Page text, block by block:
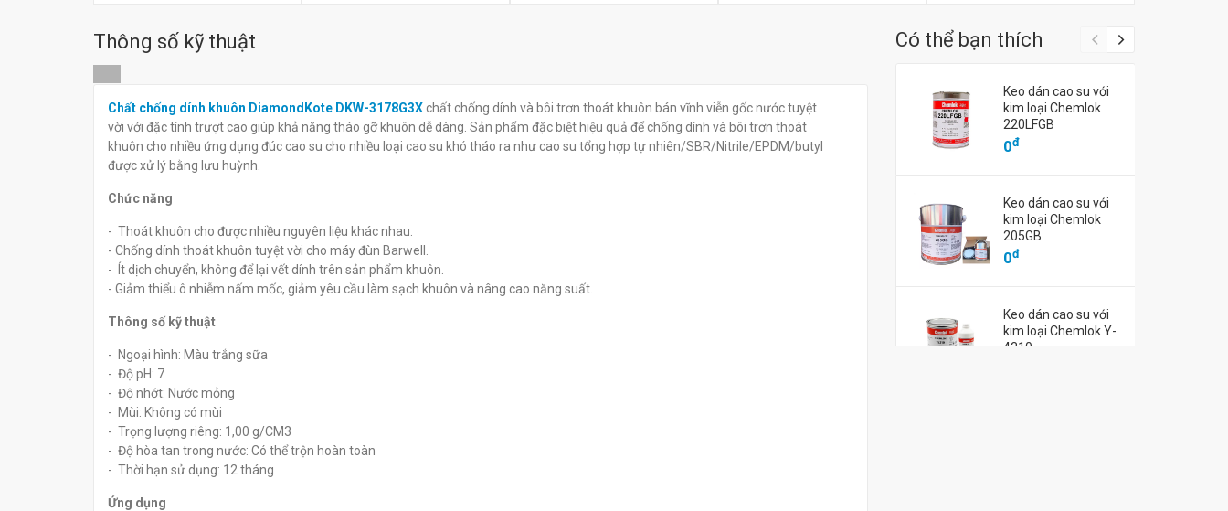
Thông số kỹ thuật
Chất chống dính khuôn DiamondKote DKW-3178G3Xchất chống dính và bôi trơn thoát khuôn bán vĩnh viễn gốc nước tuyệt
vời với đặc tính trượt cao giúp khả năng tháo gỡ khuôn dễ dàng. Sản phẩm đặc biệt hiệu quả để chống dính và bôi trơn thoát
khuôn cho nhiều ứng dụng đúc cao su cho nhiều loại cao su khó tháo ra như cao su tổng hợp tự nhiên/SBR/Nitrile/EPDM/butyl
được xử lý bằng lưu huỳnh.
Chức năng
- Thoát khuôn cho được nhiều nguyên liệu khác nhau.
- Chống dính thoát khuôn tuyệt vời cho máy đùn Barwell.
- Ít dịch chuyển, không để lại vết dính trên sản phẩm khuôn.
- Giảm thiểu ô nhiễm nấm mốc, giảm yêu cầu làm sạch khuôn và nâng cao năng suất.
Thông số kỹ thuật
- Ngoại hình: Màu trắng sữa
- Độ pH: 7
- Độ nhớt: Nước mỏng
- Mùi: Không có mùi
- Trọng lượng riêng: 1,00 g/CM3
- Độ hòa tan trong nước: Có thể trộn hoàn toàn
- Thời hạn sử dụng: 12 tháng
Ứng dụng
Có thể bạn thích
Keo dán cao su với
kim loại Chemlok
220LFGB
0đ
Keo dán cao su với
kim loại Chemlok
205GB
0đ
Keo dán cao su với
kim loại Chemlok Y-
4310